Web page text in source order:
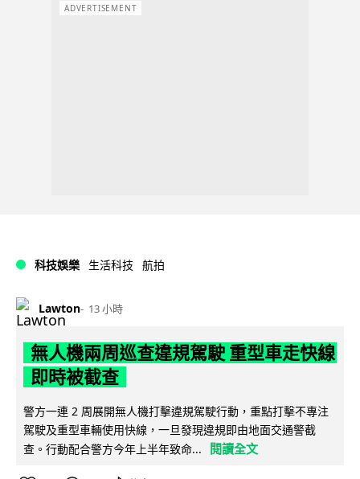
ADVERTISEMENT
科技娛樂 生活科技 航拍
Lawton 13 小時
無人機兩周巡查違規駕駛 重型車走快線
即時被截查
警方一連 2 周展開無人機打擊違規駕駛行動，重點打擊不專注
駕駛及重型車輛使用快線，一旦發現違規即由地面交通警截
查。行動配合警方今年上半年致命...
閱讀全文